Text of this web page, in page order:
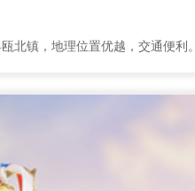
北镇，地理位置优越，交通便利。